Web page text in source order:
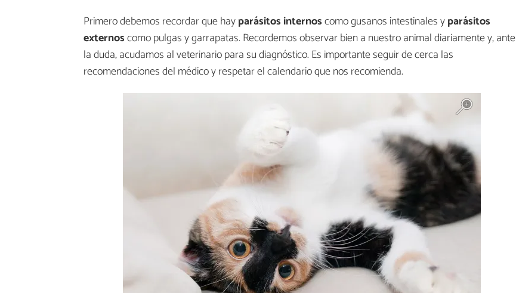
Primero debemos recordar que hayparásitos internoscomo gusanos intestinales yparásitos
externoscomo pulgas y garrapatas. Recordemos observar bien a nuestro animal diariamente y, ante
la duda, acudamos al veterinario para su diagnóstico. Es importante seguir de cerca las
recomendaciones del médico y respetar el calendario que nos recomienda.